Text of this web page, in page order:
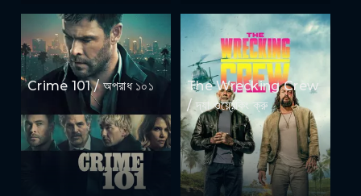
Crime 101 / অপরাধ ১০১
The Wrecking Crew
/ দ্যা ওয়্রেকিং ক্রু